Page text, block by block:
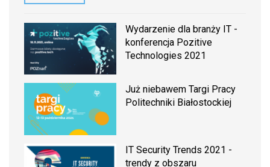
Wydarzenie dla branży IT -
konferencja Pozitive
Technologies 2021
Już niebawem Targi Pracy
Politechniki Białostockiej
IT Security Trends 2021 -
trendy z obszaru